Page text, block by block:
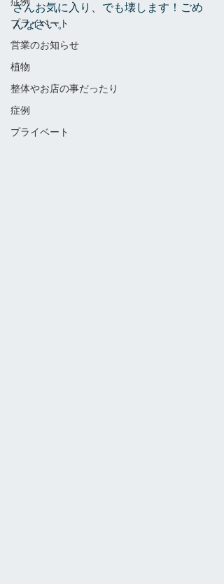
症例
プライベート
営業のお知らせ
植物
整体やお店の事だったり
症例
プライベート
さんお気に入り、でも壊します！ごめ
んなさい。